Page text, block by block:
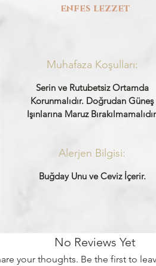
enfes lezzet
Muhafaza Koşulları:
Serin ve Rutubetsiz Ortamda
Korunmalıdır. Doğrudan Güneş
Işınlarına Maruz
Alerjen Bilgisi:
Buğday Unu ve Ceviz İçerir.
No Reviews Yet
your thoughts. Be the first to